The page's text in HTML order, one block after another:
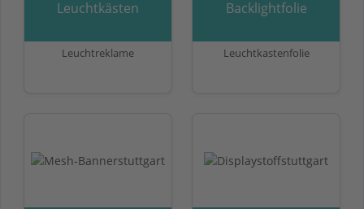
Leuchtkästen
Leuchtreklame
Backlightfolie
Leuchtkastenfolie